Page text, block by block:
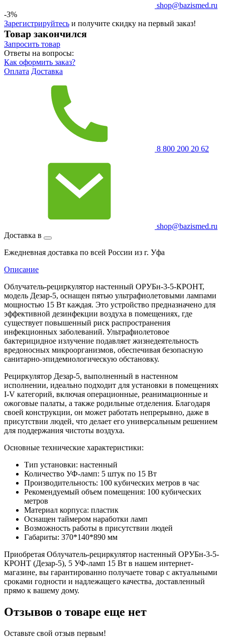
shop@bazismed.ru
-3%
Зарегистрируйтесь и получите скидку на первый заказ!
Товар закончился
Запросить товар
Ответы на вопросы:
Как оформить заказ?
Оплата Доставка
8 800 200 20 62
shop@bazismed.ru
Доставка в
Ежедневная доставка по всей России из г. Уфа
Описание
Облучатель-рециркулятор настенный ОРУБн-3-5-КРОНТ,
модель Дезар-5, оснащен пятью ультрафиолетовыми лампами
мощностью 15 Вт каждая. Это устройство предназначено для
эффективной дезинфекции воздуха в помещениях, где
существует повышенный риск распространения
инфекционных заболеваний. Ультрафиолетовое
бактерицидное излучение подавляет жизнедеятельность
вредоносных микроорганизмов, обеспечивая безопасную
санитарно-эпидемиологическую обстановку.
Рециркулятор Дезар-5, выполненный в настенном
исполнении, идеально подходит для установки в помещениях
I-V категорий, включая операционные, реанимационные и
ожоговые палаты, а также родильные отделения. Благодаря
своей конструкции, он может работать непрерывно, даже в
присутствии людей, что делает его универсальным решением
для поддержания чистоты воздуха.
Основные технические характеристики:
Тип установки: настенный
Количество УФ-ламп: 5 штук по 15 Вт
Производительность: 100 кубических метров в час
Рекомендуемый объем помещения: 100 кубических
метров
Материал корпуса: пластик
Оснащен таймером наработки ламп
Возможность работы в присутствии людей
Габариты: 370*140*890 мм
Приобретая Облучатель-рециркулятор настенный ОРУБн-3-5-
КРОНТ (Дезар-5), 5 УФ-ламп 15 Вт в нашем интернет-
магазине, вы гарантированно получаете товар с актуальными
сроками годности и надлежащего качества, доставленный
прямо к вашему дому.
Отзывов о товаре еще нет
Оставьте свой отзыв первым!